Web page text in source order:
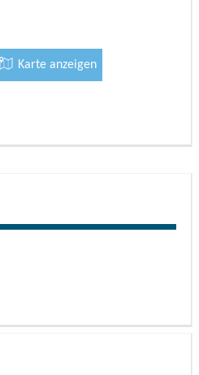
Karte anzeigen